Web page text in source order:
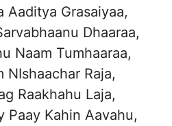
Aaditya Grasaiyaa,
Dhaaraa,
Naam Tumhaaraa,
NIshaachar Raja,
Raakhahu Laja,
Paay Kahin Aavahu,